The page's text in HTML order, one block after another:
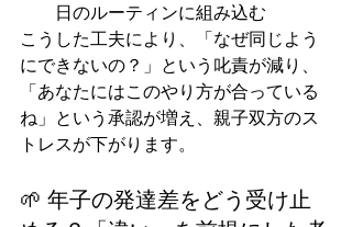
日のルーティンに組み込む
こうした工夫により、「なぜ同じよう
にできないの？」という叱責が減り、
「あなたにはこのやり方が合っている
ね」という承認が増え、親子双方のス
トレスが下がります。
🌱 年子の発達差をどう受け止